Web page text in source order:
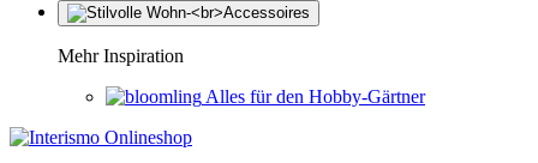
Mehr Inspiration
Alles für den Hobby-Gärtner